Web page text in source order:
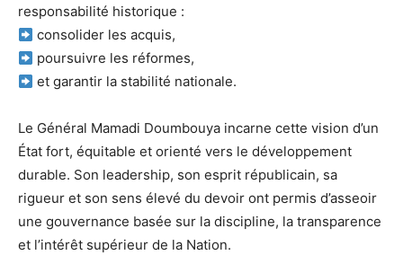
responsabilité historique :
consolider les acquis,
poursuivre les réformes,
et garantir la stabilité nationale.
Le Général Mamadi Doumbouya incarne cette vision d’un
État fort, équitable et orienté vers le développement
durable. Son leadership, son esprit républicain, sa
rigueur et son sens élevé du devoir ont permis d’asseoir
une gouvernance basée sur la discipline, la transparence
et l’intérêt supérieur de la Nation.